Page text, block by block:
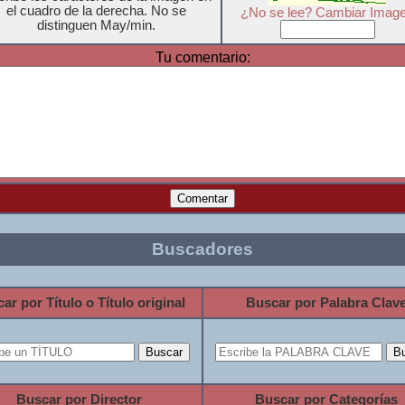
el cuadro de la derecha. No se
distinguen May/min.
¿No se lee? Cambiar
Tu comentario:
Buscadores
por Título o Título original Buscar por Palabra
Buscar por Director Buscar por Categorías